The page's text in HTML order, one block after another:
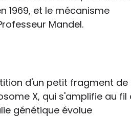
1969, et le mécanisme
Mandel.
d'un petit fragment de
X, qui s'amplifie au fil
génétique évolue